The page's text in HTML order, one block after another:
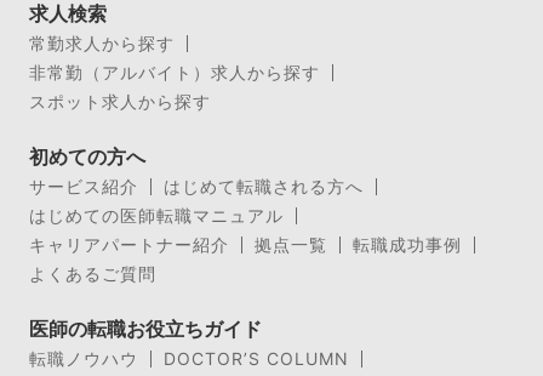
求人検索
常勤求人から探す
非常勤（アルバイト）求人から探す
スポット求人から探す
初めての方へ
サービス紹介
はじめて転職される方へ
はじめての医師転職マニュアル
キャリアパートナー紹介
拠点一覧
転職成功事例
よくあるご質問
医師の転職お役立ちガイド
転職ノウハウ
DOCTOR’S COLUMN